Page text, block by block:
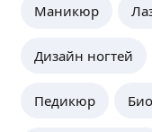
Маникюр
Дизайн ногтей
Педикюр